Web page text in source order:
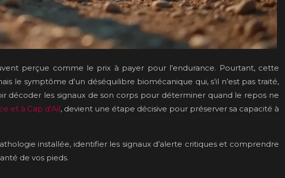
perçue comme le prix à payer pour l’endurance. Pourtant, cette
le symptôme d’un déséquilibre biomécanique qui, s’il n’est pas traité,
décoder les signaux de son corps pour déterminer quand le repos ne
et à Cap d’Ail, devient une étape décisive pour préserver sa capacité à
installée, identifier les signaux d’alerte critiques et comprendre
de vos pieds.